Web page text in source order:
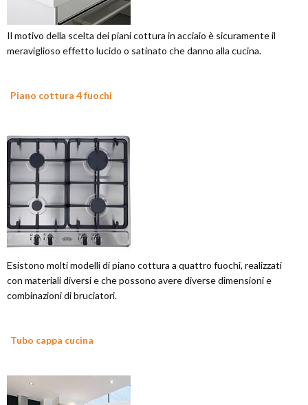
Il motivo della scelta dei piani cottura in acciaio è sicuramente il
meraviglioso effetto lucido o satinato che danno alla cucina.
Piano cottura 4 fuochi
Esistono molti modelli di piano cottura a quattro fuochi, realizzati
con materiali diversi e che possono avere diverse dimensioni e
combinazioni di bruciatori.
Tubo cappa cucina